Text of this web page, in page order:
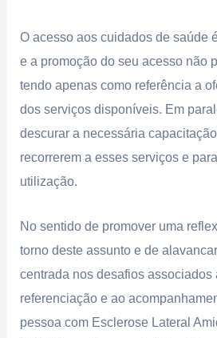
O acesso aos cuidados de saúde
e a promoção do seu acesso não
tendo apenas como referência a
dos serviços disponíveis. Em
descurar a necessária
recorrerem a esses serviços e
utilização.
No sentido de promover uma
torno deste assunto e de
centrada nos desafios associados
referenciação e ao
pessoa com Esclerose Lateral